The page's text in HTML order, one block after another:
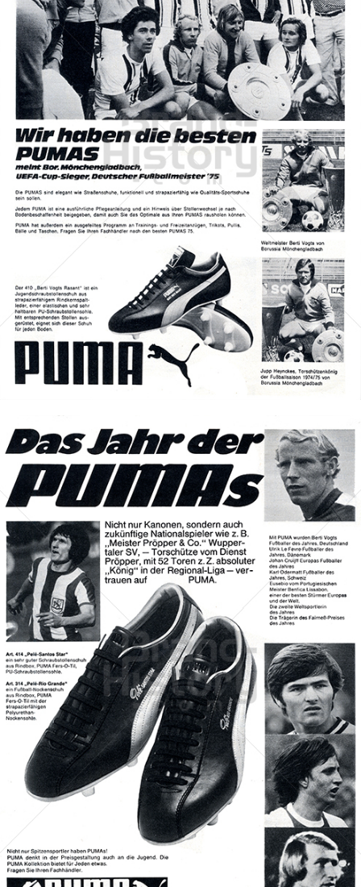
PUMA PUMA AG RUDOLF DASSLER SPORT 1975
Bild-ID: 70051
PUMA PUMA AG RUDOLF DASSLER SPORT 1972